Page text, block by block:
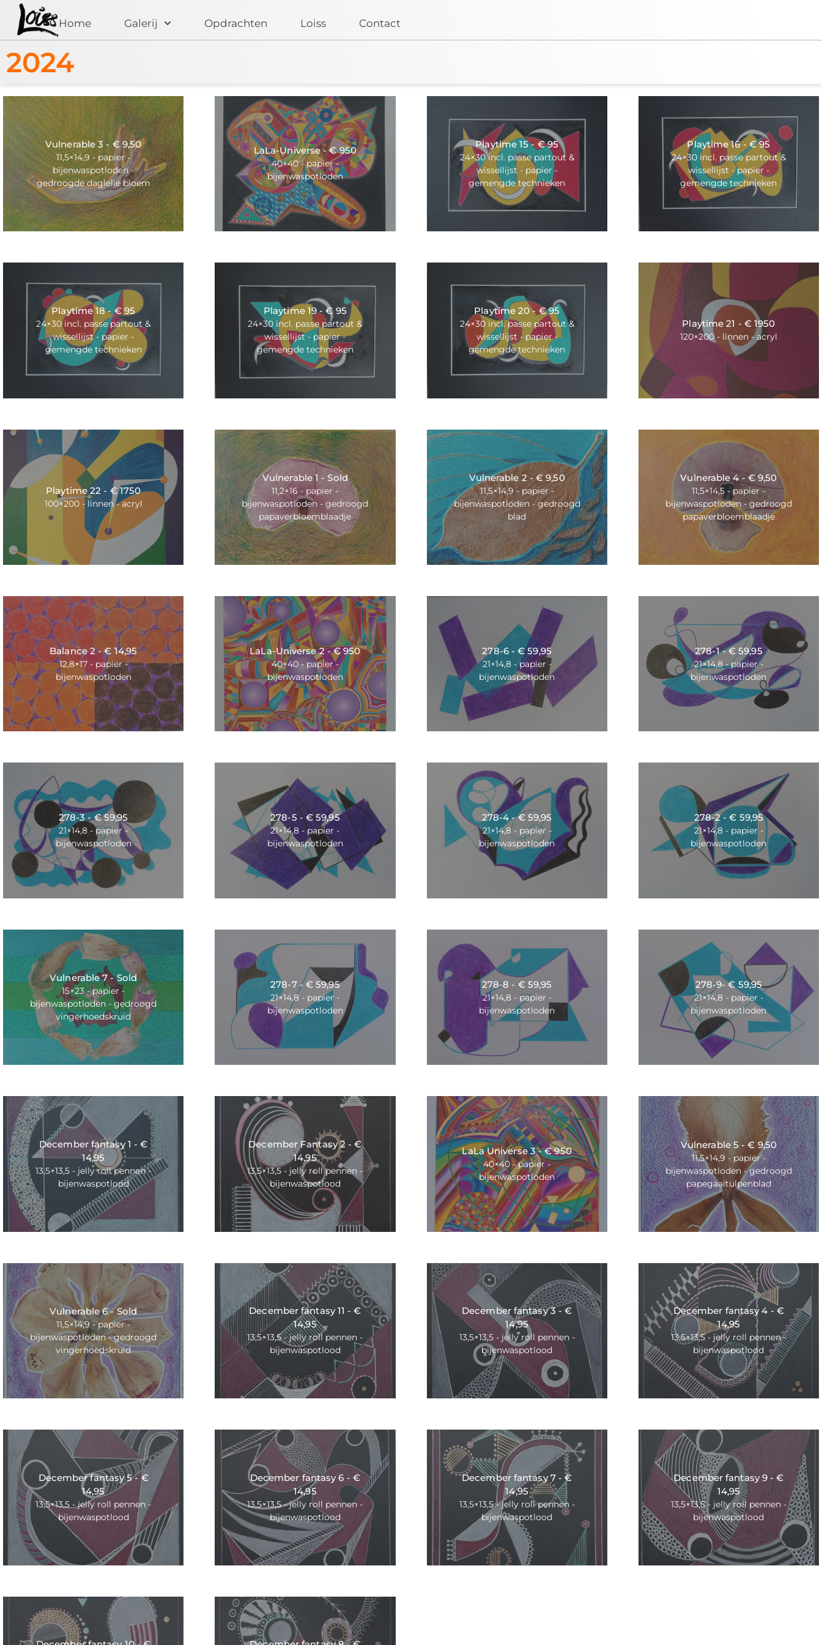
Home Galerij Opdrachten Loiss Contact
2024
Vulnerable 3 - € 9,50
11,5×14,9 - papier -
bijenwaspotloden -
gedroogde daglelie bloem
LaLa-Universe - € 950
40×40 - papier -
bijenwaspotloden
Playtime 15 - € 95
24×30 incl. passe partout &
wissellijst - papier -
gemengde technieken
Playtime 16 - € 95
24×30 incl. passe partout &
wissellijst - papier -
gemengde technieken
Playtime 18 - € 95
24×30 incl. passe partout &
wissellijst - papier -
gemengde technieken
Playtime 19 - € 95
24×30 incl. passe partout &
wissellijst - papier -
gemengde technieken
Playtime 20 - € 95
24×30 incl. passe partout &
wissellijst - papier -
gemengde technieken
Playtime 21 - € 1950
120×200 - linnen - acryl
Playtime 22 - € 1750
100×200 - linnen - acryl
Vulnerable 1 - Sold
11,2×16 - papier -
bijenwaspotloden - gedroogd
papaverbloemblaadje
Vulnerable 2 - € 9,50
11,5×14,9 - papier -
bijenwaspotloden - gedroogd
blad
Vulnerable 4 - € 9,50
11,5×14,5 - papier -
bijenwaspotloden - gedroogd
papaverbloemblaadje
Balance 2 - € 14,95
12,8×17 - papier -
bijenwaspotloden
LaLa-Universe 2 - € 950
40×40 - papier -
bijenwaspotloden
278-6 - € 59,95
21×14,8 - papier -
bijenwaspotloden
278-1 - € 59,95
21×14,8 - papier -
bijenwaspotloden
278-3 - € 59,95
21×14,8 - papier -
bijenwaspotloden
278-5 - € 59,95
21×14,8 - papier -
bijenwaspotloden
278-4 - € 59,95
21×14,8 - papier -
bijenwaspotloden
278-2 - € 59,95
21×14,8 - papier -
bijenwaspotloden
Vulnerable 7 - Sold
15×23 - papier -
bijenwaspotloden - gedroogd
vingerhoedskruid
278-7 - € 59,95
21×14,8 - papier -
bijenwaspotloden
278-8 - € 59,95
21×14,8 - papier -
bijenwaspotloden
278-9- € 59,95
21×14,8 - papier -
bijenwaspotloden
December fantasy 1 - €
14,95
13,5×13,5 - jelly roll pennen -
bijenwaspotlood
December Fantasy 2 - €
14,95
13,5×13,5 - jelly roll pennen -
bijenwaspotlood
LaLa Universe 3 - € 950
40×40 - papier -
bijenwaspotloden
Vulnerable 5 - € 9,50
11,5×14,9 - papier -
bijenwaspotloden - gedroogd
papegaaitulpenblad
Vulnerable 6 - Sold
11,5×14,9 - papier -
bijenwaspotloden - gedroogd
vingerhoedskruid
December fantasy 11 - €
14,95
13,5×13,5 - jelly roll pennen -
bijenwaspotlood
December fantasy 3 - €
14,95
13,5×13,5 - jelly roll pennen -
bijenwaspotlood
December fantasy 4 - €
14,95
13,5×13,5 - jelly roll pennen -
bijenwaspotlood
December fantasy 5 - €
14,95
13,5×13,5 - jelly roll pennen -
bijenwaspotlood
December fantasy 6 - €
14,95
13,5×13,5 - jelly roll pennen -
bijenwaspotlood
December fantasy 7 - €
14,95
13,5×13,5 - jelly roll pennen -
bijenwaspotlood
December fantasy 9 - €
14,95
13,5×13,5 - jelly roll pennen -
bijenwaspotlood